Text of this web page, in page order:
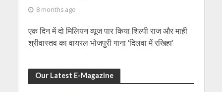
8 months ago
एक दिन में दो मिलियन व्यूज पार किया शिल्पी राज और माही
श्रीवास्तव का वायरल भोजपुरी गाना ‘दिलवा में रखिहा’
Our Latest E-Magazine